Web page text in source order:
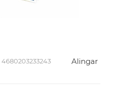
4680203233243 Alingar